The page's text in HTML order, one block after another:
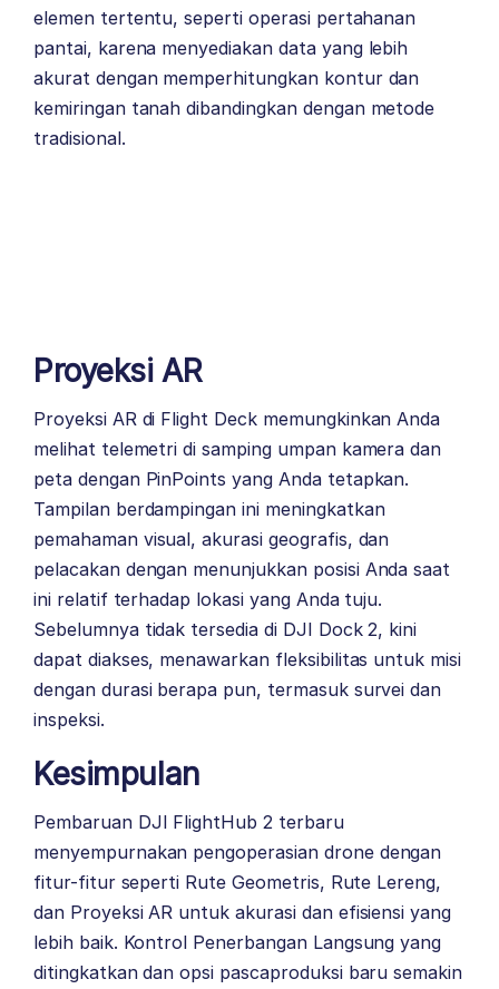
elemen tertentu, seperti operasi pertahanan
pantai, karena menyediakan data yang lebih
akurat dengan memperhitungkan kontur dan
kemiringan tanah dibandingkan dengan metode
tradisional.
Proyeksi AR
Proyeksi AR di Flight Deck memungkinkan Anda
melihat telemetri di samping umpan kamera dan
peta dengan PinPoints yang Anda tetapkan.
Tampilan berdampingan ini meningkatkan
pemahaman visual, akurasi geografis, dan
pelacakan dengan menunjukkan posisi Anda saat
ini relatif terhadap lokasi yang Anda tuju.
Sebelumnya tidak tersedia di DJI Dock 2, kini
dapat diakses, menawarkan fleksibilitas untuk misi
dengan durasi berapa pun, termasuk survei dan
inspeksi.
Kesimpulan
Pembaruan DJI FlightHub 2 terbaru
menyempurnakan pengoperasian drone dengan
fitur-fitur seperti Rute Geometris, Rute Lereng,
dan Proyeksi AR untuk akurasi dan efisiensi yang
lebih baik. Kontrol Penerbangan Langsung yang
ditingkatkan dan opsi pascaproduksi baru semakin